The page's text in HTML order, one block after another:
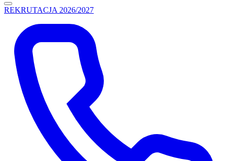
REKRUTACJA 2026/2027